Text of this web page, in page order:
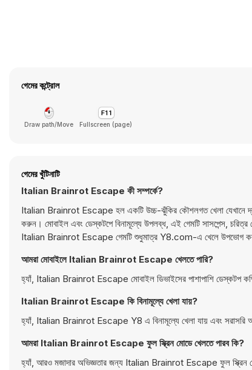
গেমের কন্ট্রোল
Draw path/Move Fullscreen (page)
গেমের খুঁটিনাটি
Italian Brainrot Escape কী সম্পর্কে?
Italian Brainrot Escape হল একটি উচ্চ-ঝুঁকির কৌশলগত খেলা যেখানে দ্রুত
করুন। মোবাইল এবং ডেস্কটপে বিনামূল্যে উপলব্ধ, এই গেমটি সাসপেন্স,
Italian Brainrot Escape গেমটি শুধুমাত্র Y8.com-এ খেলে উপভোগ
আমরা মোবাইলে Italian Brainrot Escape খেলতে পারি?
হ্যাঁ, Italian Brainrot Escape মোবাইল ডিভাইসের পাশাপাশি ডেস্কটপ
Italian Brainrot Escape কি বিনামূল্যে খেলা যায়?
হ্যাঁ, Italian Brainrot Escape Y8 এ বিনামূল্যে খেলা যায় এবং সরাসরি
আমরা Italian Brainrot Escape ফুল স্ক্রিন মোডে খেলতে পারব কি?
হ্যাঁ, আরও মজাদার অভিজ্ঞতার জন্য Italian Brainrot Escape ফুল স্ক্রিন